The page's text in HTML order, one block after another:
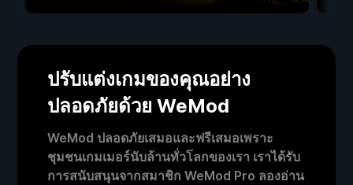
ปรับแต่งเกมของคุณอย่าง
ปลอดภัยด้วย WeMod
WeMod ปลอดภัยเสมอและฟรีเสมอเพราะ
ชุมชนเกมเมอร์นับล้านทั่วโลกของเรา เราได้รับ
การสนับสนุนจากสมาชิก WeMod Pro ลองอ่าน